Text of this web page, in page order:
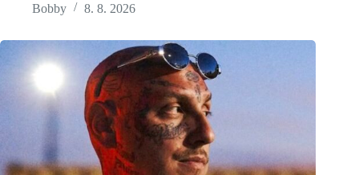
Bobby
8. 8. 2026